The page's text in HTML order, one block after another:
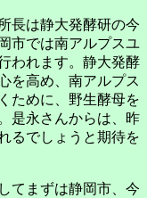
長は静大発酵研の今
市では南アルプスユ
われます。静大発酵
を高め、南アルプス
ために、野生酵母を
是永さんからは、昨
るでしょうと期待を
てまずは静岡市、今